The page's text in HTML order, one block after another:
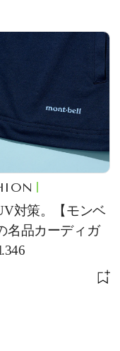
ュー。【それい
品ハンター】
対策。【モンベ
名品カーディガ